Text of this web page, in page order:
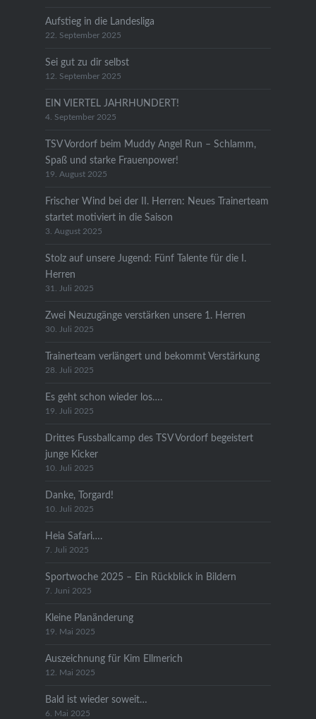
Aufstieg in die Landesliga
22. September 2025
Sei gut zu dir selbst
12. September 2025
EIN VIERTEL JAHRHUNDERT!
4. September 2025
TSV Vordorf beim Muddy Angel Run – Schlamm,
Spaß und starke Frauenpower!
19. August 2025
Frischer Wind bei der II. Herren: Neues Trainerteam
startet motiviert in die Saison
3. August 2025
Stolz auf unsere Jugend: Fünf Talente für die I.
Herren
31. Juli 2025
Zwei Neuzugänge verstärken unsere 1. Herren
30. Juli 2025
Trainerteam verlängert und bekommt Verstärkung
28. Juli 2025
Es geht schon wieder los….
19. Juli 2025
Drittes Fussballcamp des TSV Vordorf begeistert
junge Kicker
10. Juli 2025
Danke, Torgard!
10. Juli 2025
Heia Safari….
7. Juli 2025
Sportwoche 2025 – Ein Rückblick in Bildern
7. Juni 2025
Kleine Planänderung
19. Mai 2025
Auszeichnung für Kim Ellmerich
12. Mai 2025
Bald ist wieder soweit…
6. Mai 2025